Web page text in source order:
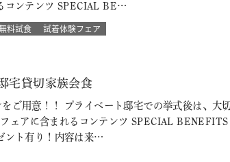
コンテンツ SPECIAL BE…
料試食
試着体験フェア
宅貸切家族会食
ご用意！！ プライベート邸宅での挙式後は、大
ェアに含まれるコンテンツ SPECIAL
ント有り！内容は来…